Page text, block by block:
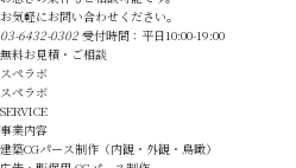
お気軽にお問い合わせください。
03-6432-0302 受付時間：平日10:00-19:00
無料お見積・ご相談
スペラボ
スペラボ
SERVICE
事業内容
建築CGパース制作（内観・外観・鳥瞰）